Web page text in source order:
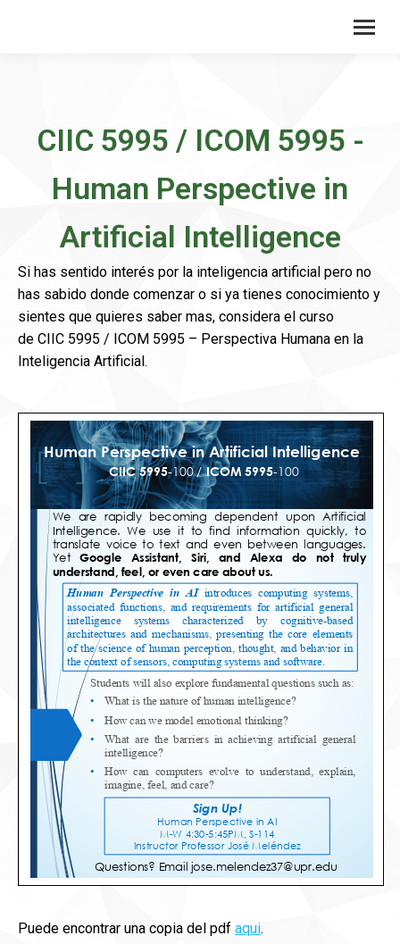
CIIC 5995 / ICOM 5995 -
Human Perspective in
Artificial Intelligence
Si has sentido interés por la inteligencia artificial pero no
has sabido donde comenzar o si ya tienes conocimiento y
sientes que quieres saber mas, considera el curso
de CIIC 5995 / ICOM 5995 – Perspectiva Humana en la
Inteligencia Artificial.
Puede encontrar una copia del pdf aqui.